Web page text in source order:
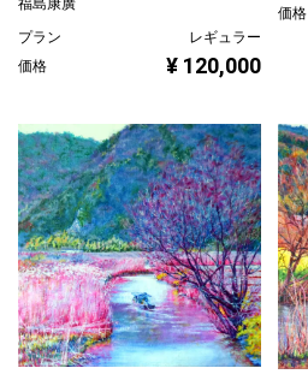
福島康廣
プラン
レギュラー
価格
¥ 120,000
価格